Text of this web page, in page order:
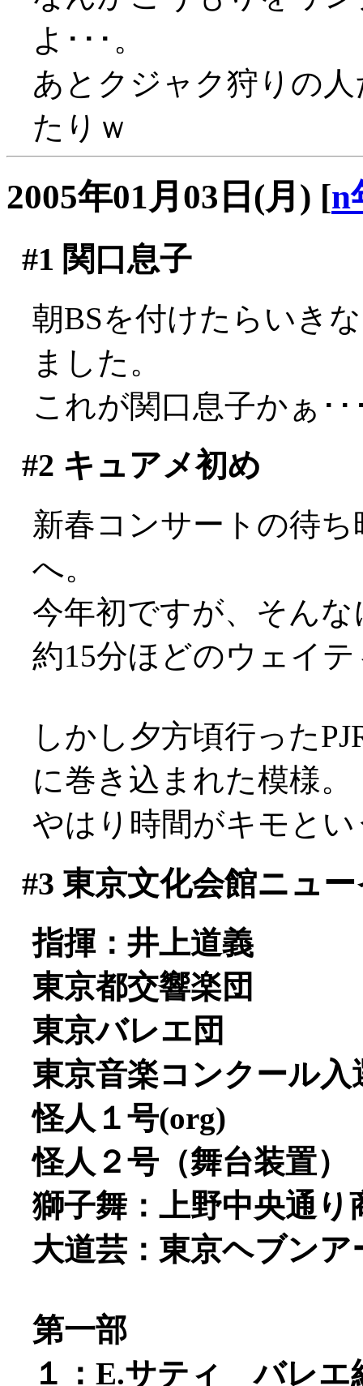
よ･･･。
あとクジャク狩りの
たりｗ
2005年01月03日(月) [n
#1 関口息子
朝BSを付けたらいき
ました。
これが関口息子かぁ･･
#2 キュアメ初め
新春コンサートの待
へ。
今年初ですが、そん
約15分ほどのウェイ
しかし夕方頃行った
に巻き込まれた模様。
やはり時間がキモと
#3 東京文化会館ニュ
指揮：井上道義
東京都交響楽団
東京バレエ団
東京音楽コンクール
怪人１号(org)
怪人２号（舞台装置）
獅子舞：上野中央通り
大道芸：東京ヘブン
第一部
１：E.サティ バレエ